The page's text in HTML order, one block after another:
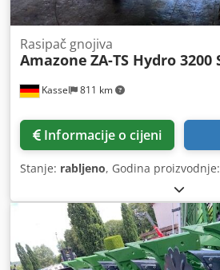
Kassel 811 km
Rasipač gnojiva
Amazone ZA-TS Hydro 3200
Informacije o cijeni
Stanje: rabljeno, Godina proizvodnje: